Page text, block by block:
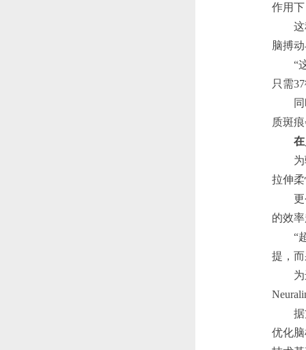
作用
这种
脑搏
“这
只需
同时
质斑
为验
拉伸
更令
的效
“超
提，
为进
据方
优化